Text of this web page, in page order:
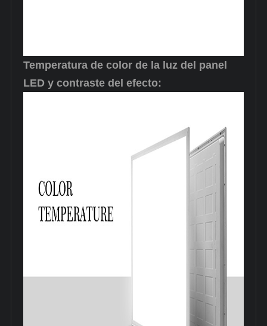
Temperatura de color de la luz del panel
LED y contraste del efecto: